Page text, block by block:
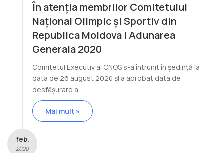
În atenția membrilor Comitetului
Național Olimpic și Sportiv din
Republica Moldova | Adunarea
Generala 2020
Comitetul Executiv al CNOS s-a întrunit în ședință la
data de 26 august 2020 și a aprobat data de
desfășurare a…
Mai mult »
feb.
- 2020 -